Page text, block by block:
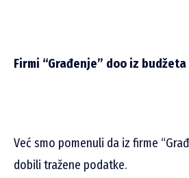
Firmi “Građenje” doo iz
Već smo pomenuli da iz firme
dobili tražene podatke.